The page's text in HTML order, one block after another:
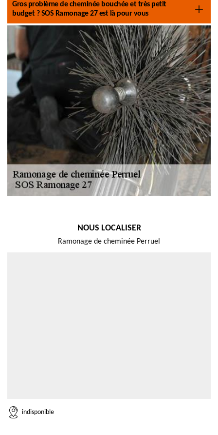
Gros problème de cheminée bouchée et très petit
budget ? SOS Ramonage 27 est là pour vous
NOUS LOCALISER
Ramonage de cheminée Perruel
indisponible